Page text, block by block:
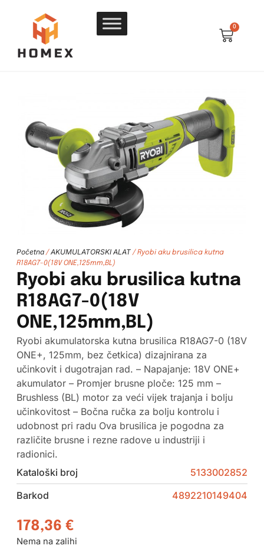
0
Početna/ AKUMULATORSKI ALAT/ Ryobi aku brusilica kutna
R18AG7-0(18V ONE,125mm,BL)
Ryobi aku brusilica kutna
R18AG7-0(18V
ONE,125mm,BL)
Ryobi akumulatorska kutna brusilica R18AG7-0 (18V
ONE+, 125mm, bez četkica) dizajnirana za
učinkovit i dugotrajan rad. – Napajanje: 18V ONE+
akumulator – Promjer brusne ploče: 125 mm –
Brushless (BL) motor za veći vijek trajanja i bolju
učinkovitost – Bočna ručka za bolju kontrolu i
udobnost pri radu Ova brusilica je pogodna za
različite brusne i rezne radove u industriji i
radionici.
Kataloški broj
5133002852
Barkod
4892210149404
178,36 €
Nema na zalihi